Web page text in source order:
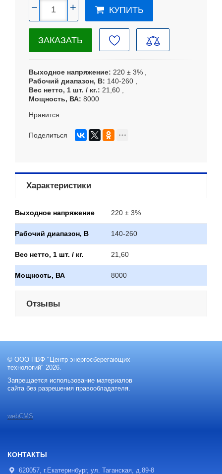
− + КУПИТЬ
ЗАКАЗАТЬ
Выходное напряжение 220 ± 3%
Рабочий диапазон, В
140-260
Вес нетто, 1 шт. / кг.
21,60
Мощность, ВА 8000
Нравится
Поделиться
Характеристики
Выходное напряжение 220 ± 3%
Рабочий диапазон, В 140-260
Вес нетто, 1 шт. / кг. 21,60
Мощность, ВА 8000
Отзывы
© ООО ПВФ "Центр энергосберегающих
технологий" 2026.
Запрещается использование материалов
сайта без разрешения правообладателя.
webCMS
КОНТАКТЫ
620057, г.Екатеринбург, ул. Таганская, д.89-8